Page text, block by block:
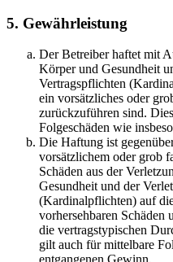
5. Gewährleistung
Der Betreiber haftet mit
Körper und Gesundheit
Vertragspflichten
ein vorsätzliches oder
zurückzuführen sind.
Folgeschäden wie
Die Haftung ist
vorsätzlichem oder grob
Schäden aus der
Gesundheit und der
(Kardinalpflichten) auf
vorhersehbaren Schäden
die vertragstypischen
gilt auch für mittelbare